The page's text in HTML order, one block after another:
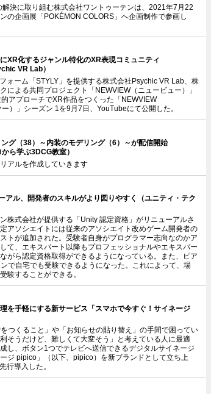
決に取り組む株式会社ワントゥーテンは、2021年7月22
の企画展「POKÉMON COLORS」へ企画制作で参画し
XR化するジャンル特化のXR表現コミュニティ
VR Lab）
ォーム「STYLY」を提供する株式会社Psychic VR Lab、株
による共同プロジェクト「NEWVIEW（ニュービュー）」
アプローチでXR作品をつくった「NEWVIEW
）」シーズン 1を9月7日、YouTubeにて公開した。
グ（38）～内装のモデリング（6）～が配信開始
ら学ぶ3DCG教室）
アルを作成していきます
アル、開発者のスキルがより図りやすく（ユニティ・テク
株式会社が提供する「Unity 認定資格」がリニューアルさ
アソシエイトには従来のアソシエイト改めゲーム開発者の
トが追加された。受験者自身がプログラマー志向なのかア
て、エキスパート以降もプロフェッショナルやエキスパー
がら認定資格取得ができるようになっている。また、ピア
で自宅でも受験できるようになった。これによって、場
験することができる。
を手軽にする新サービス「スマホで今すぐ！サイネージ
つくること」や「お知らせの貼り替え」の手間で困ってい
そうだけど、難しくて大変そう」と考えている人に最適
し、ボタン1つでテレビへ送信できるデジタルサイネージ
ジ pipico」（以下、pipico）を新ブランドとして立ち上
行導入した。